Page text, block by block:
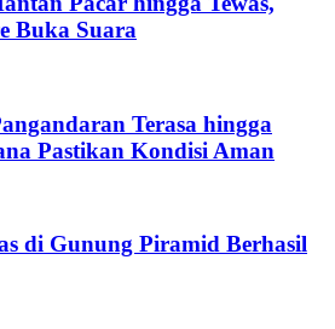
Buka Suara
Terasa hingga
Pastikan Kondisi Aman
di Gunung Piramid Berhasil